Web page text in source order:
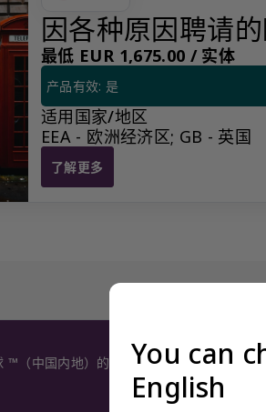
因各种原因聘请
最低 EUR 1,675.00 / 实体
产品有效: 是
适用国家/地区
EEA - 欧洲经济区; GB - 英国
了解更多
因各种原因聘请的欧洲居民提名董事
没有看到阁下
™（中国内地）的服务质量标准，我们限制
You can
English